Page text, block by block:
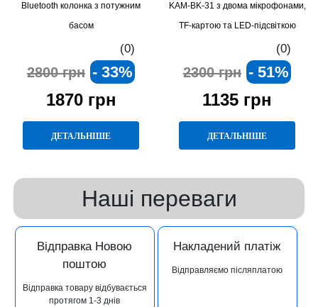
Bluetooth колонка з потужним
басом
(0)
2800 грн - 33%
1870 грн
ДЕТАЛЬНІШЕ
KAM-BK-31 з двома мікрофонами,
TF-картою та LED-підсвіткою
(0)
2300 грн - 51%
1135 грн
ДЕТАЛЬНІШЕ
Наші переваги
Відправка Новою
поштою
Відправка товару відбувається
протягом 1-3 днів
Накладений платіж
Відправляємо післяплатою